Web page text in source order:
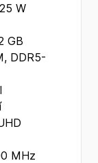
W
GB
DDR5-
MHz